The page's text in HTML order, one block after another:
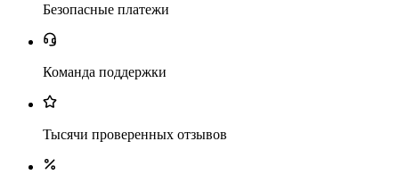
Безопасные платежи
Команда поддержки
Тысячи проверенных отзывов